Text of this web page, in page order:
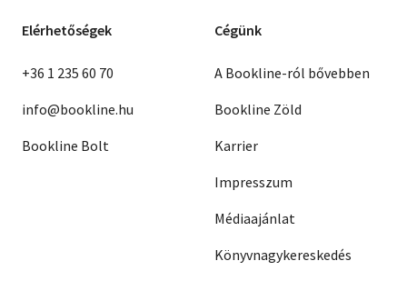
Elérhetőségek
+36 1 235 60 70
info@bookline.hu
Bookline Bolt
Cégünk
A Bookline-ról bővebben
Bookline Zöld
Karrier
Impresszum
Médiaajánlat
Könyvnagykereskedés